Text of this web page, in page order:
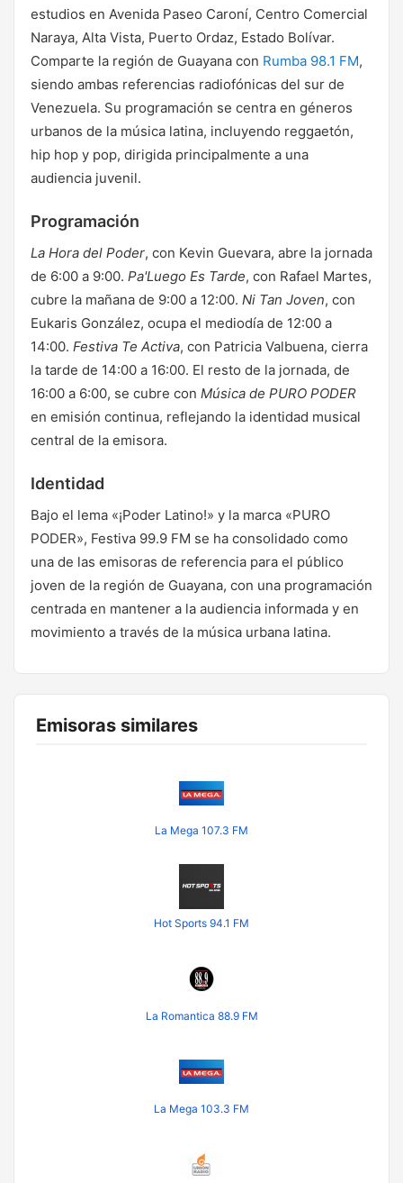
estudios en Avenida Paseo Caroní, Centro Comercial
Naraya, Alta Vista, Puerto Ordaz, Estado Bolívar.
Comparte la región de Guayana con Rumba 98.1 FM,
siendo ambas referencias radiofónicas del sur de
Venezuela. Su programación se centra en géneros
urbanos de la música latina, incluyendo reggaetón,
hip hop y pop, dirigida principalmente a una
audiencia juvenil.
Programación
La Hora del Poder, con Kevin Guevara, abre la jornada
de 6:00 a 9:00. Pa'Luego Es Tarde, con Rafael Martes,
cubre la mañana de 9:00 a 12:00. Ni Tan Joven, con
Eukaris González, ocupa el mediodía de 12:00 a
14:00. Festiva Te Activa, con Patricia Valbuena, cierra
la tarde de 14:00 a 16:00. El resto de la jornada, de
16:00 a 6:00, se cubre con Música de PURO PODER
en emisión continua, reflejando la identidad musical
central de la emisora.
Identidad
Bajo el lema «¡Poder Latino!» y la marca «PURO
PODER», Festiva 99.9 FM se ha consolidado como
una de las emisoras de referencia para el público
joven de la región de Guayana, con una programación
centrada en mantener a la audiencia informada y en
movimiento a través de la música urbana latina.
Emisoras similares
La Mega 107.3 FM
Hot Sports 94.1 FM
La Romantica 88.9 FM
La Mega 103.3 FM